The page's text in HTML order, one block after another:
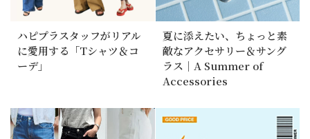
ハピプラスタッフがリアル
に愛用する「Tシャツ＆コ
ーデ」
夏に添えたい、ちょっと素
敵なアクセサリー＆サング
ラス｜A Summer of
Accessories